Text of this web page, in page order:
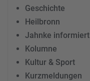
Geschichte
Heilbronn
Jahnke informiert
Kolumne
Kultur & Sport
Kurzmeldungen